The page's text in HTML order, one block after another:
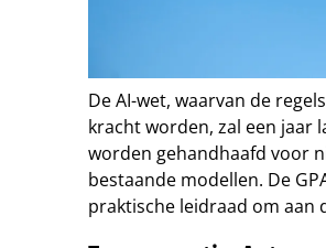
De AI-wet, waarvan de
kracht worden, zal een jaar
worden gehandhaafd voor
bestaande modellen. De
praktische leidraad om aan